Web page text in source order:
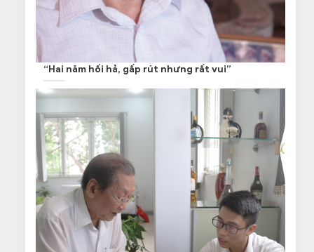
“Hai năm hối hả, gấp rút nhưng rất vui”